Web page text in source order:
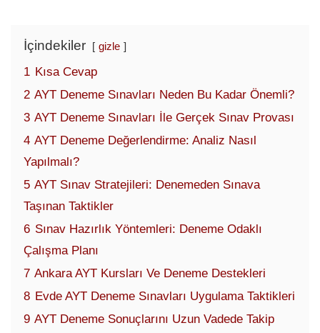
İçindekiler gizle
1 Kısa Cevap
2 AYT Deneme Sınavları Neden Bu Kadar Önemli?
3 AYT Deneme Sınavları İle Gerçek Sınav Provası
4 AYT Deneme Değerlendirme: Analiz Nasıl
Yapılmalı?
5 AYT Sınav Stratejileri: Denemeden Sınava
Taşınan Taktikler
6 Sınav Hazırlık Yöntemleri: Deneme Odaklı
Çalışma Planı
7 Ankara AYT Kursları Ve Deneme Destekleri
8 Evde AYT Deneme Sınavları Uygulama Taktikleri
9 AYT Deneme Sonuçlarını Uzun Vadede Takip